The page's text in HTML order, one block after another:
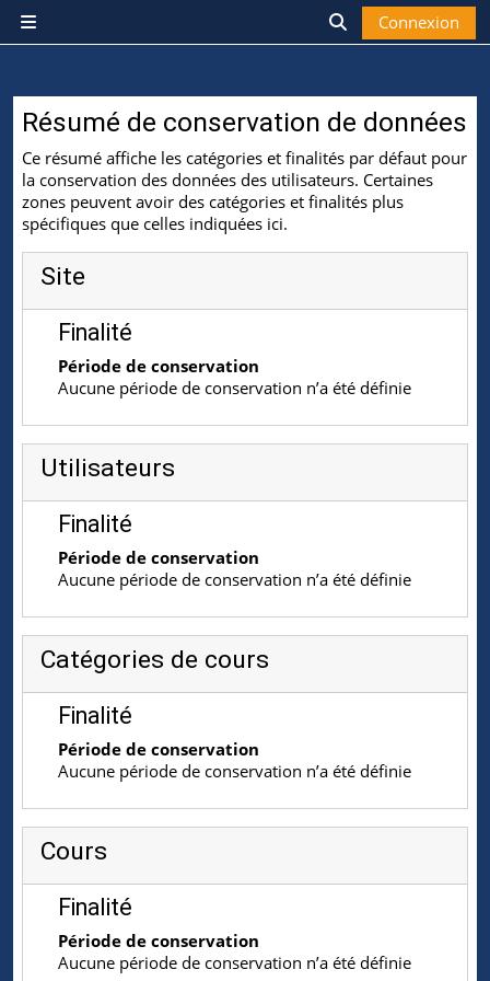
Passer au contenu principal
Panneau latéral
Activer/
Connexion
Résumé de conservation de données
Ce résumé affiche les catégories et finalités par défaut pour
la conservation des données des utilisateurs. Certaines
zones peuvent avoir des catégories et finalités plus
spécifiques que celles indiquées ici.
Site
Finalité
Période de conservation
Aucune période de conservation n’a été définie
Utilisateurs
Finalité
Période de conservation
Aucune période de conservation n’a été définie
Catégories de cours
Finalité
Période de conservation
Aucune période de conservation n’a été définie
Cours
Finalité
Période de conservation
Aucune période de conservation n’a été définie